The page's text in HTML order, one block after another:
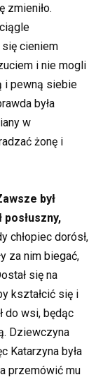
zmieniło.
się cieniem
i nie mogli
i pewną siebie
była
w
żonę i
był
posłuszny,
chłopiec dorósł,
za nim biegać,
się na
kształcić się i
do wsi, będąc
Dziewczyna
Katarzyna była
przemówić mu